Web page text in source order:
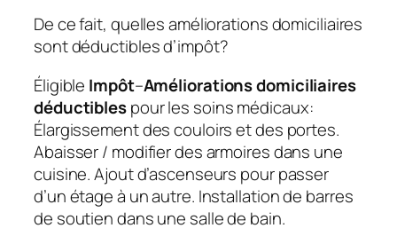
De ce fait, quelles améliorations domiciliaires
sont déductibles d’impôt?
Éligible Impôt–Améliorations domiciliaires
déductiblespour les soins médicaux:
Élargissement des couloirs et des portes.
Abaisser / modifier des armoires dans une
cuisine. Ajout d’ascenseurs pour passer
d’un étage à un autre. Installation de barres
de soutien dans une salle de bain.